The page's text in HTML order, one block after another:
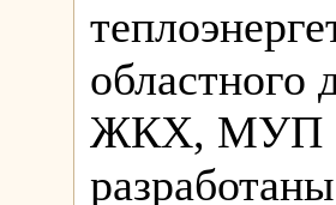
областного
ЖКХ, МУП